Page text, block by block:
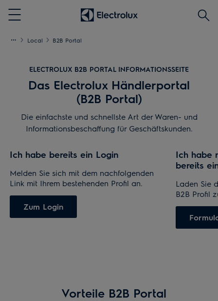
Menu
Local B2B Portal
ELECTROLUX B2B PORTAL INFORMATIONSSEITE
Das Electrolux Händlerportal
(B2B Portal)
Die einfachste und schnellste Art der Waren- und
Informationsbeschaffung für Geschäftskunden.
Ich habe bereits ein Login
Melden Sie sich mit dem nachfolgenden
Link mit Ihrem bestehenden Profil an.
Zum Login
Ich habe
bereits
Laden Sie
B2B Profil
Vorteile B2B Portal